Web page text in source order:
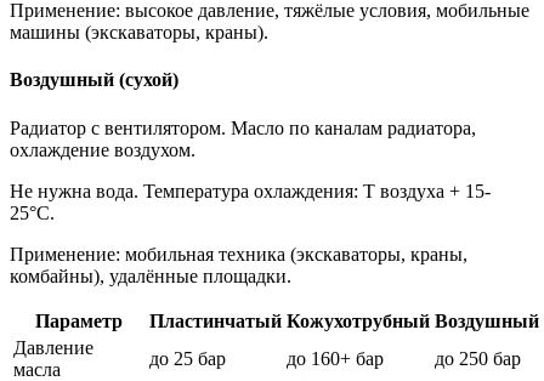
Применение: высокое давление, тяжёлые условия, мобильные
машины (экскаваторы, краны).
Воздушный (сухой)
Радиатор с вентилятором. Масло по каналам радиатора,
охлаждение воздухом.
Не нужна вода. Температура охлаждения: T воздуха + 15-
25°C.
Применение: мобильная техника (экскаваторы, краны,
комбайны), удалённые площадки.
Параметр Пластинчатый Кожухотрубный Воздушный
Давление
масла
до 25 бар до 160+ бар
до 250 бар